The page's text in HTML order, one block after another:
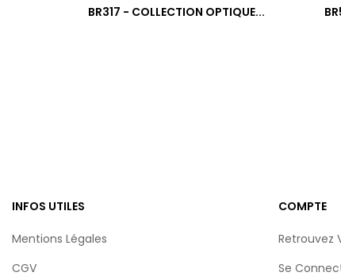
BR317 - COLLECTION OPTIQUE...
INFOS UTILES
Mentions Légales
CGV
COMPTE
Retrouvez
Se